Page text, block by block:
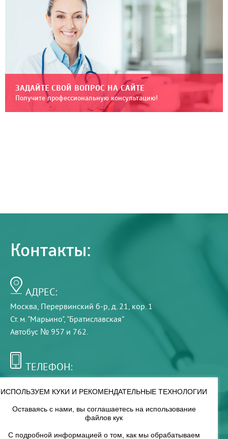
ЗАДАЙТЕ СВОЙ ВОПРОС НА САЙТЕ
Получите профессиональную консультацию!
Контакты:
АДРЕС:
Москва, Перервинский б-р, д. 21, кор. 1
Ст. м. "Марьино", "Братиславская"
Автобус № 957 и 762.
ТЕЛЕФОН:
РЕЖИМ РАБОТЫ:
8 — 18
ИСПОЛЬЗУЕМ КУКИ И РЕКОМЕНДАТЕЛЬНЫЕ ТЕХНОЛОГИИ
Оставаясь с нами, вы соглашаетесь на использование
файлов кук
С подробной информацией о том, как мы обрабатываем